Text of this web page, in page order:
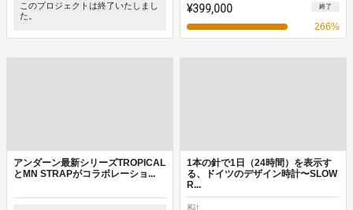
このプロジェクトは終了いたしまし
た。
¥399,000 終了
266%
アンダーン最新シリーズTROPICAL
とMN STRAPがコラボレーショ...
1本の針で1日（24時間）を表示す
る、ドイツのデザイン時計〜SLOW
R...
累計